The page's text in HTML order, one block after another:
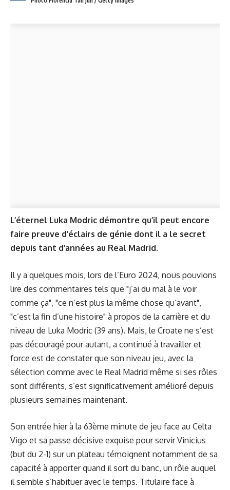
L’éternel Luka Modric démontre qu’il peut encore
faire preuve d’éclairs de génie dont il a le secret
depuis tant d’années au Real Madrid.
Il y a quelques mois, lors de l’Euro 2024, nous pouvions
lire des commentaires tels que "j’ai du mal à le voir
comme ça", "ce n’est plus la même chose qu’avant",
"c’est la fin d’une histoire" à propos de la carrière et du
niveau de Luka Modric (39 ans). Mais, le Croate ne s’est
pas découragé pour autant, a continué à travailler et
force est de constater que son niveau jeu, avec la
sélection comme avec le Real Madrid même si ses rôles
sont différents, s’est significativement amélioré depuis
plusieurs semaines maintenant.
Son entrée hier à la 63ème minute de jeu face au Celta
Vigo et sa passe décisive exquise pour servir Vinicius
(but du 2-1) sur un plateau témoignent notamment de sa
capacité à apporter quand il sort du banc, un rôle auquel
il semble s’habituer avec le temps. Titulaire face à